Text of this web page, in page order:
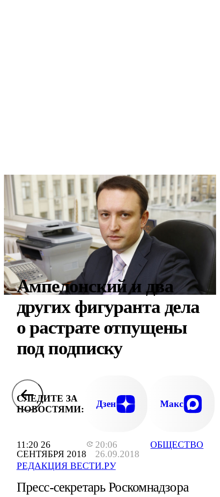
11:20 26
СЕНТЯБРЯ 2018
20:06
26.09.2018
РЕДАКЦИЯ ВЕСТИ.РУ
ОБЩЕСТВО
Ампелонский и два
других фигуранта дела
о растрате отпущены
под подписку
СЛЕДИТЕ ЗА
НОВОСТЯМИ:
Дзен Макс
Пресс-секретарь Роскомнадзора